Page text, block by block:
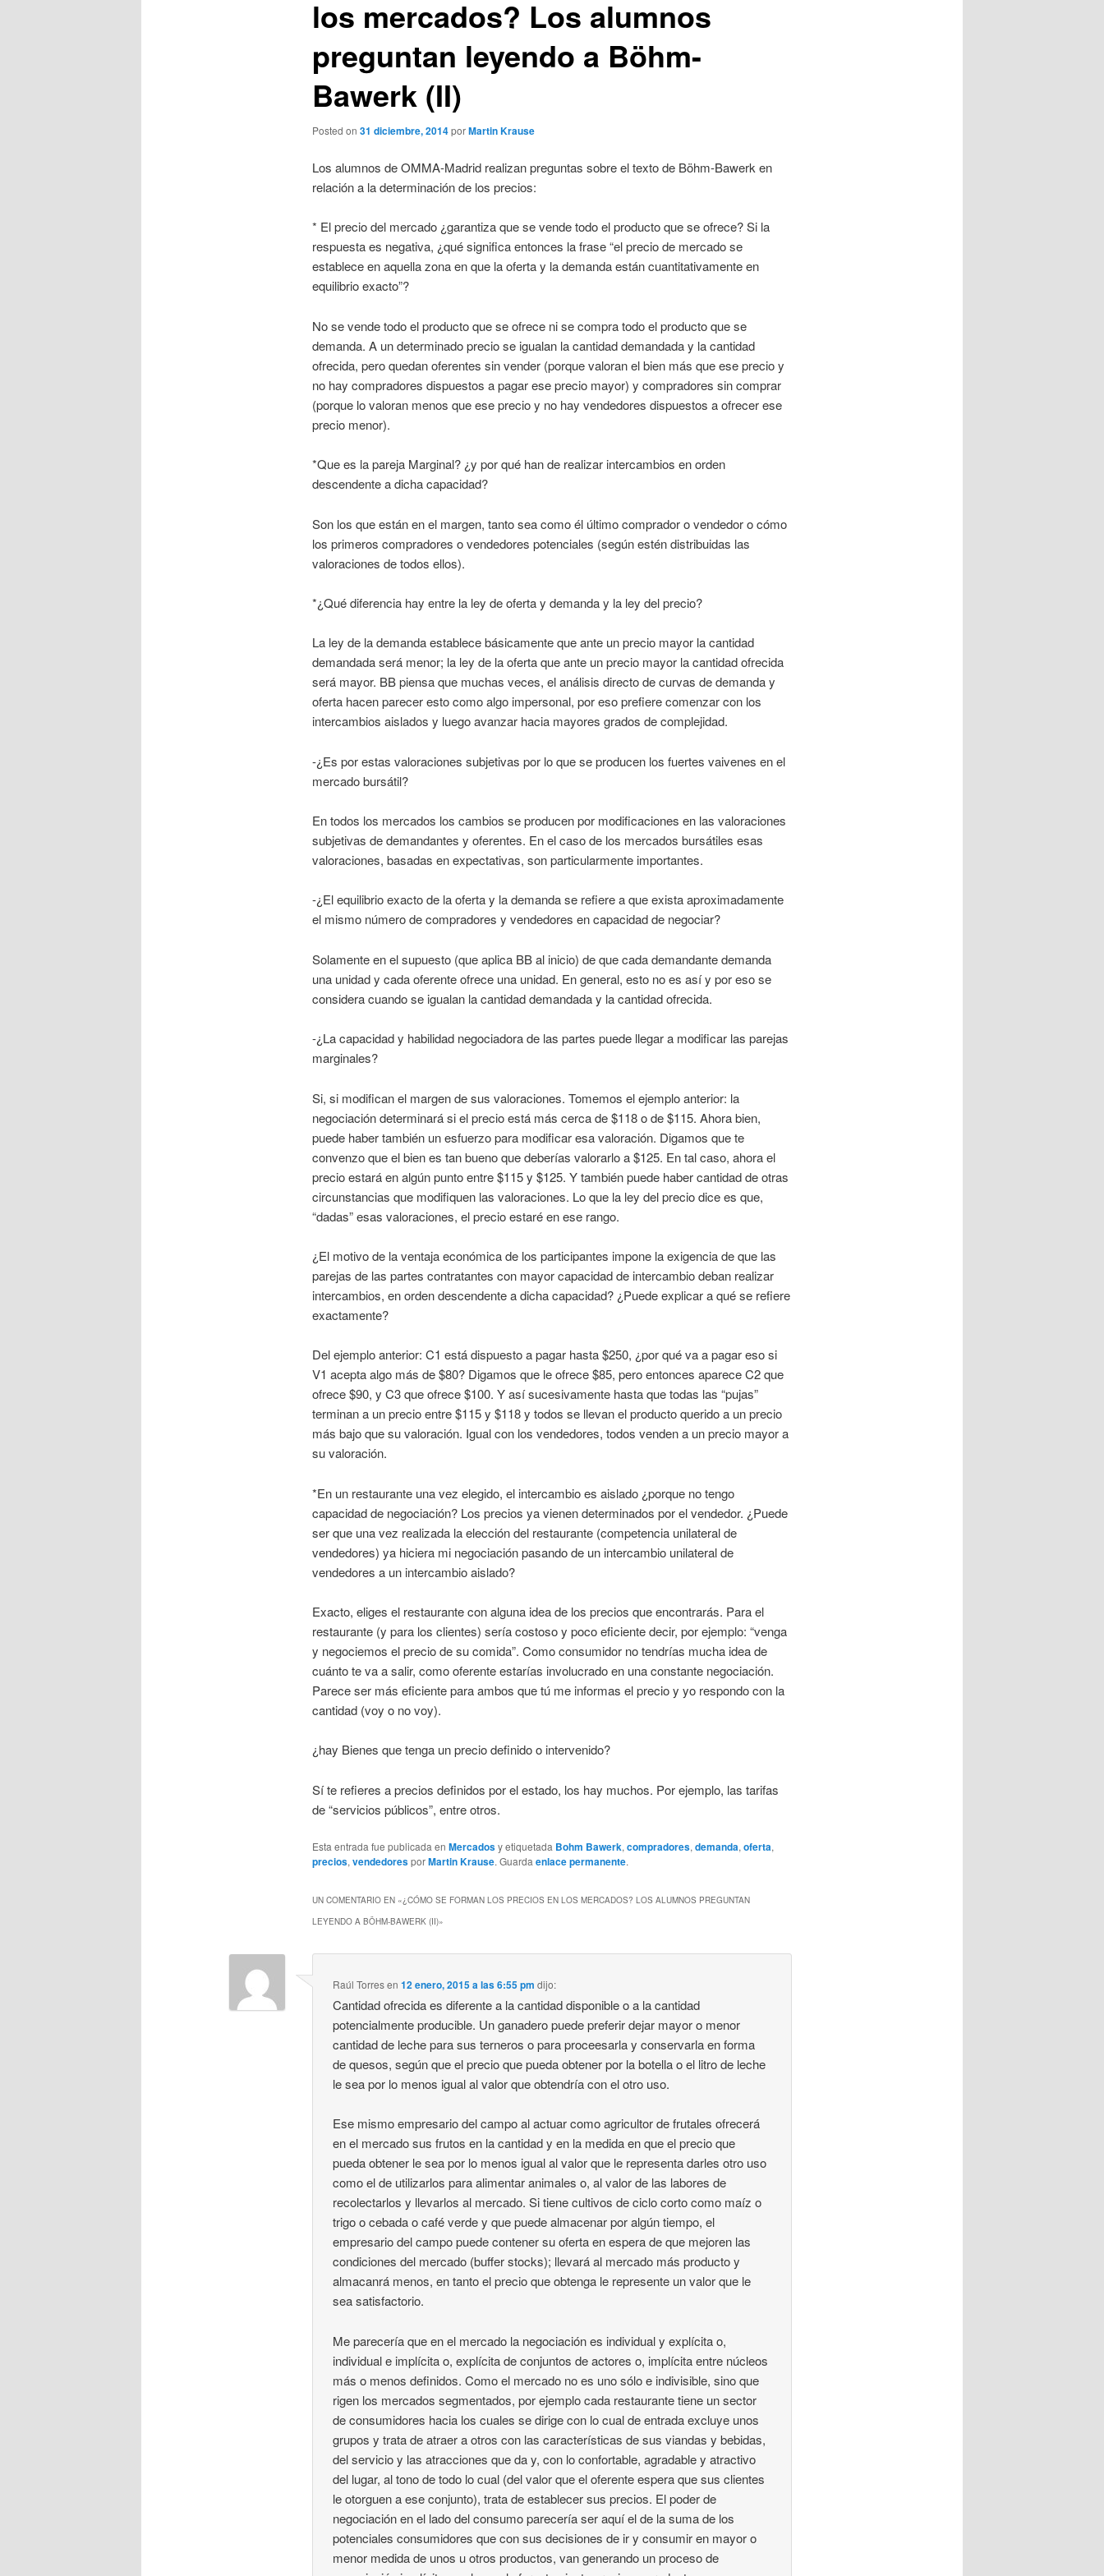
los mercados? Los alumnos
preguntan leyendo a Böhm-
Bawerk (II)
Posted on 31 diciembre, 2014porMartin Krause
Los alumnos de OMMA-Madrid realizan preguntas sobre el texto de Böhm-Bawerk en
relación a la determinación de los precios:
* El precio del mercado ¿garantiza que se vende todo el producto que se ofrece? Si la
respuesta es negativa, ¿qué significa entonces la frase “el precio de mercado se
establece en aquella zona en que la oferta y la demanda están cuantitativamente en
equilibrio exacto”?
No se vende todo el producto que se ofrece ni se compra todo el producto que se
demanda. A un determinado precio se igualan la cantidad demandada y la cantidad
ofrecida, pero quedan oferentes sin vender (porque valoran el bien más que ese precio y
no hay compradores dispuestos a pagar ese precio mayor) y compradores sin comprar
(porque lo valoran menos que ese precio y no hay vendedores dispuestos a ofrecer ese
precio menor).
*Que es la pareja Marginal? ¿y por qué han de realizar intercambios en orden
descendente a dicha capacidad?
Son los que están en el margen, tanto sea como él último comprador o vendedor o cómo
los primeros compradores o vendedores potenciales (según estén distribuidas las
valoraciones de todos ellos).
*¿Qué diferencia hay entre la ley de oferta y demanda y la ley del precio?
La ley de la demanda establece básicamente que ante un precio mayor la cantidad
demandada será menor; la ley de la oferta que ante un precio mayor la cantidad ofrecida
será mayor. BB piensa que muchas veces, el análisis directo de curvas de demanda y
oferta hacen parecer esto como algo impersonal, por eso prefiere comenzar con los
intercambios aislados y luego avanzar hacia mayores grados de complejidad.
-¿Es por estas valoraciones subjetivas por lo que se producen los fuertes vaivenes en el
mercado bursátil?
En todos los mercados los cambios se producen por modificaciones en las valoraciones
subjetivas de demandantes y oferentes. En el caso de los mercados bursátiles esas
valoraciones, basadas en expectativas, son particularmente importantes.
-¿El equilibrio exacto de la oferta y la demanda se refiere a que exista aproximadamente
el mismo número de compradores y vendedores en capacidad de negociar?
Solamente en el supuesto (que aplica BB al inicio) de que cada demandante demanda
una unidad y cada oferente ofrece una unidad. En general, esto no es así y por eso se
considera cuando se igualan la cantidad demandada y la cantidad ofrecida.
-¿La capacidad y habilidad negociadora de las partes puede llegar a modificar las parejas
marginales?
Si, si modifican el margen de sus valoraciones. Tomemos el ejemplo anterior: la
negociación determinará si el precio está más cerca de $118 o de $115. Ahora bien,
puede haber también un esfuerzo para modificar esa valoración. Digamos que te
convenzo que el bien es tan bueno que deberías valorarlo a $125. En tal caso, ahora el
precio estará en algún punto entre $115 y $125. Y también puede haber cantidad de otras
circunstancias que modifiquen las valoraciones. Lo que la ley del precio dice es que,
“dadas” esas valoraciones, el precio estaré en ese rango.
¿El motivo de la ventaja económica de los participantes impone la exigencia de que las
parejas de las partes contratantes con mayor capacidad de intercambio deban realizar
intercambios, en orden descendente a dicha capacidad? ¿Puede explicar a qué se refiere
exactamente?
Del ejemplo anterior: C1 está dispuesto a pagar hasta $250, ¿por qué va a pagar eso si
V1 acepta algo más de $80? Digamos que le ofrece $85, pero entonces aparece C2 que
ofrece $90, y C3 que ofrece $100. Y así sucesivamente hasta que todas las “pujas”
terminan a un precio entre $115 y $118 y todos se llevan el producto querido a un precio
más bajo que su valoración. Igual con los vendedores, todos venden a un precio mayor a
su valoración.
*En un restaurante una vez elegido, el intercambio es aislado ¿porque no tengo
capacidad de negociación? Los precios ya vienen determinados por el vendedor. ¿Puede
ser que una vez realizada la elección del restaurante (competencia unilateral de
vendedores) ya hiciera mi negociación pasando de un intercambio unilateral de
vendedores a un intercambio aislado?
Exacto, eliges el restaurante con alguna idea de los precios que encontrarás. Para el
restaurante (y para los clientes) sería costoso y poco eficiente decir, por ejemplo: “venga
y negociemos el precio de su comida”. Como consumidor no tendrías mucha idea de
cuánto te va a salir, como oferente estarías involucrado en una constante negociación.
Parece ser más eficiente para ambos que tú me informas el precio y yo respondo con la
cantidad (voy o no voy).
¿hay Bienes que tenga un precio definido o intervenido?
Sí te refieres a precios definidos por el estado, los hay muchos. Por ejemplo, las tarifas
de “servicios públicos”, entre otros.
Esta entrada fue publicada en Mercadosy etiquetada Bohm Bawerk, compradores, demanda, oferta,
precios, vendedoresporMartin Krause. Guarda enlace permanente.
UN COMENTARIO EN «¿CÓMO SE FORMAN LOS PRECIOS EN LOS MERCADOS? LOS ALUMNOS PREGUNTAN
LEYENDO A BÖHM-BAWERK (II)»
Raúl Torresen12 enero, 2015 a las 6:55 pm dijo:
Cantidad ofrecida es diferente a la cantidad disponible o a la cantidad
potencialmente producible. Un ganadero puede preferir dejar mayor o menor
cantidad de leche para sus terneros o para proceesarla y conservarla en forma
de quesos, según que el precio que pueda obtener por la botella o el litro de leche
le sea por lo menos igual al valor que obtendría con el otro uso.
Ese mismo empresario del campo al actuar como agricultor de frutales ofrecerá
en el mercado sus frutos en la cantidad y en la medida en que el precio que
pueda obtener le sea por lo menos igual al valor que le representa darles otro uso
como el de utilizarlos para alimentar animales o, al valor de las labores de
recolectarlos y llevarlos al mercado. Si tiene cultivos de ciclo corto como maíz o
trigo o cebada o café verde y que puede almacenar por algún tiempo, el
empresario del campo puede contener su oferta en espera de que mejoren las
condiciones del mercado (buffer stocks); llevará al mercado más producto y
almacanrá menos, en tanto el precio que obtenga le represente un valor que le
sea satisfactorio.
Me parecería que en el mercado la negociación es individual y explícita o,
individual e implícita o, explícita de conjuntos de actores o, implícita entre núcleos
más o menos definidos. Como el mercado no es uno sólo e indivisible, sino que
rigen los mercados segmentados, por ejemplo cada restaurante tiene un sector
de consumidores hacia los cuales se dirige con lo cual de entrada excluye unos
grupos y trata de atraer a otros con las características de sus viandas y bebidas,
del servicio y las atracciones que da y, con lo confortable, agradable y atractivo
del lugar, al tono de todo lo cual (del valor que el oferente espera que sus clientes
le otorguen a ese conjunto), trata de establecer sus precios. El poder de
negociación en el lado del consumo parecería ser aquí el de la suma de los
potenciales consumidores que con sus decisiones de ir y consumir en mayor o
menor medida de unos u otros productos, van generando un proceso de